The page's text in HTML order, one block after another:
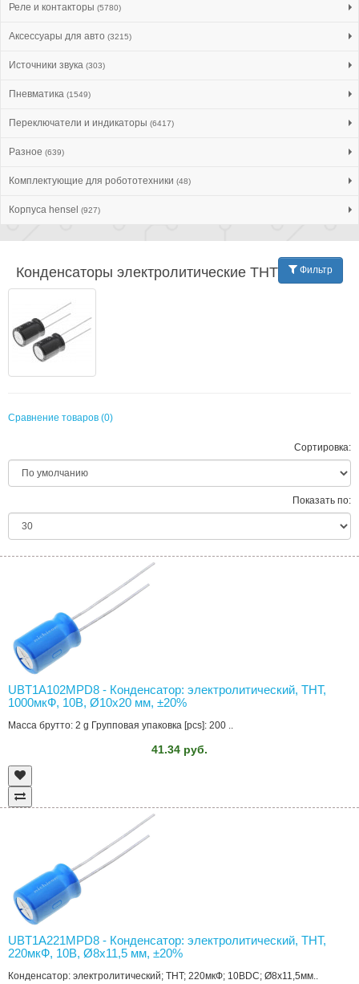
Реле и контакторы (5780)
Аксессуары для авто (3215)
Источники звука (303)
Пневматика (1549)
Переключатели и индикаторы (6417)
Разное (639)
Комплектующие для робототехники (48)
Корпуса hensel (927)
Фильтр
Конденсаторы электролитические THT 125°C
Сравнение товаров (0)
Сортировка:
Показать по:
UBT1A102MPD8 - Конденсатор: электролитический, THT,
1000мкФ, 10В, Ø10x20 мм, ±20%
Масса брутто: 2 g Групповая упаковка [pcs]: 200 ..
41.34 руб.
UBT1A221MPD8 - Конденсатор: электролитический, THT,
220мкФ, 10В, Ø8x11,5 мм, ±20%
Конденсатор: электролитический; THT; 220мкФ; 10ВDC; Ø8x11,5мм..